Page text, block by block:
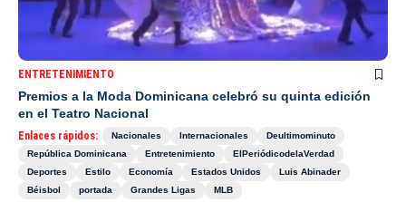
ENTRETENIMIENTO
Premios a la Moda Dominicana celebró su quinta edición
en el Teatro Nacional
Enlaces rápidos: Nacionales Internacionales
Deultimominuto
República Dominicana
Entretenimiento
ElPeriódicodelaVerdad
Deportes
Estilo Economía Estados Unidos
Luis Abinader
Béisbol
portada Grandes Ligas MLB